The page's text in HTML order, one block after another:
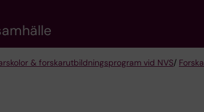
& forskarutbildningsprogram vid NVS/